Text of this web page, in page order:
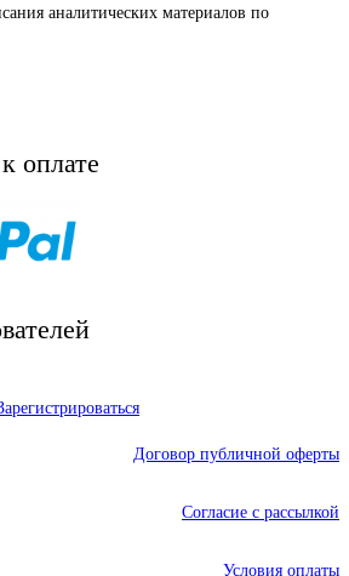
аналитических материалов по
оплате
Договор публичной оферты
Согласие с рассылкой
Условия оплаты